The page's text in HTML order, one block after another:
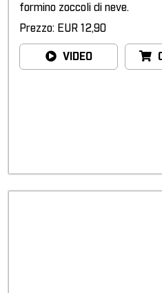
formino zoccoli di neve.
Prezzo: EUR 12,90
VIDEO